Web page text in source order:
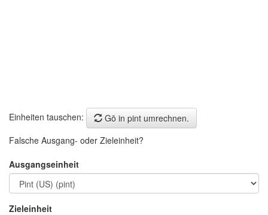
Einheiten tauschen:
Gō in pint umrechnen.
Falsche Ausgang- oder Zieleinheit?
Ausgangseinheit
Zieleinheit